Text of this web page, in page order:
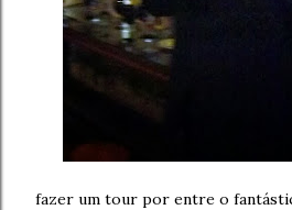
fazer um tour por entre o